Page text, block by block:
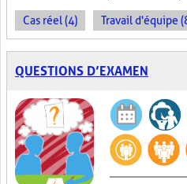
Cas réel (4) Travail d'équipe
QUESTIONS D’EXAMEN